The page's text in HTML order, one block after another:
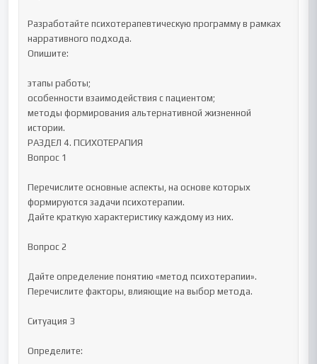
Разработайте психотерапевтическую программу в рамках
нарративного подхода.
Опишите:
этапы работы;
особенности взаимодействия с пациентом;
методы формирования альтернативной жизненной
истории.
РАЗДЕЛ 4. ПСИХОТЕРАПИЯ
Вопрос 1
Перечислите основные аспекты, на основе которых
формируются задачи психотерапии.
Дайте краткую характеристику каждому из них.
Вопрос 2
Дайте определение понятию «метод психотерапии».
Перечислите факторы, влияющие на выбор метода.
Ситуация 3
Определите: